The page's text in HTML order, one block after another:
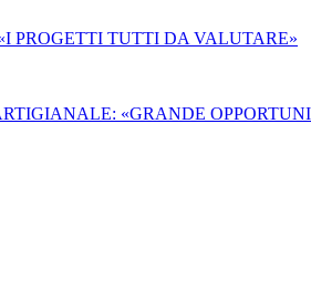
PROGETTI TUTTI DA VALUTARE»
«GRANDE